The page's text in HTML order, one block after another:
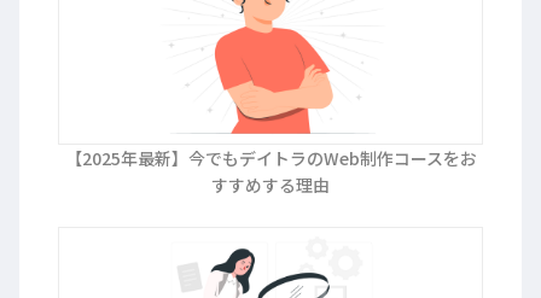
【2025年最新】今でもデイトラのWeb制作コースをお
すすめする理由